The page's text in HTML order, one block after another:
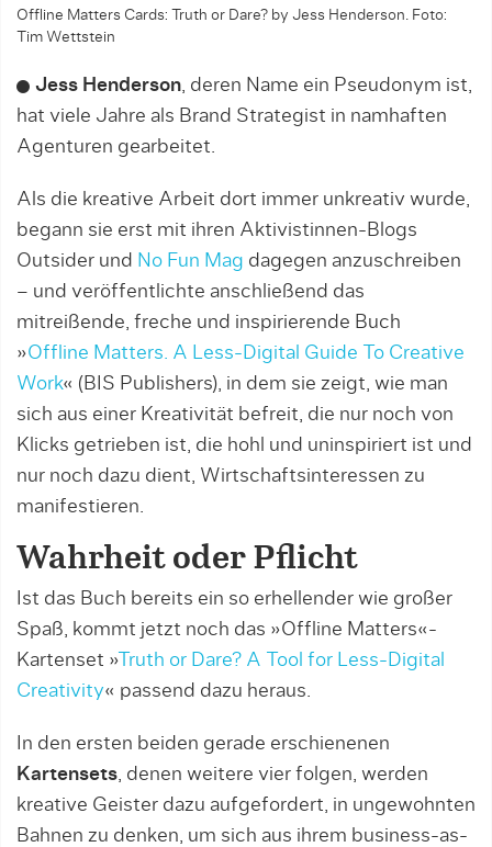
Offline Matters Cards: Truth or Dare? by Jess Henderson. Foto:
Tim Wettstein
Jess Henderson, deren Name ein Pseudonym ist,
hat viele Jahre als Brand Strategist in namhaften
Agenturen gearbeitet.
Als die kreative Arbeit dort immer unkreativ wurde,
begann sie erst mit ihren Aktivistinnen-Blogs
Outsider und No Fun Mag dagegen anzuschreiben
– und veröffentlichte anschließend das
mitreißende, freche und inspirierende Buch
»Offline Matters. A Less-Digital Guide To Creative
Work« (BIS Publishers), in dem sie zeigt, wie man
sich aus einer Kreativität befreit, die nur noch von
Klicks getrieben ist, die hohl und uninspiriert ist und
nur noch dazu dient, Wirtschaftsinteressen zu
manifestieren.
Wahrheit oder Pflicht
Ist das Buch bereits ein so erhellender wie großer
Spaß, kommt jetzt noch das »Offline Matters«-
Kartenset »Truth or Dare? A Tool for Less-Digital
Creativity« passend dazu heraus.
In den ersten beiden gerade erschienenen
Kartensets, denen weitere vier folgen, werden
kreative Geister dazu aufgefordert, in ungewohnten
Bahnen zu denken, um sich aus ihrem business-as-